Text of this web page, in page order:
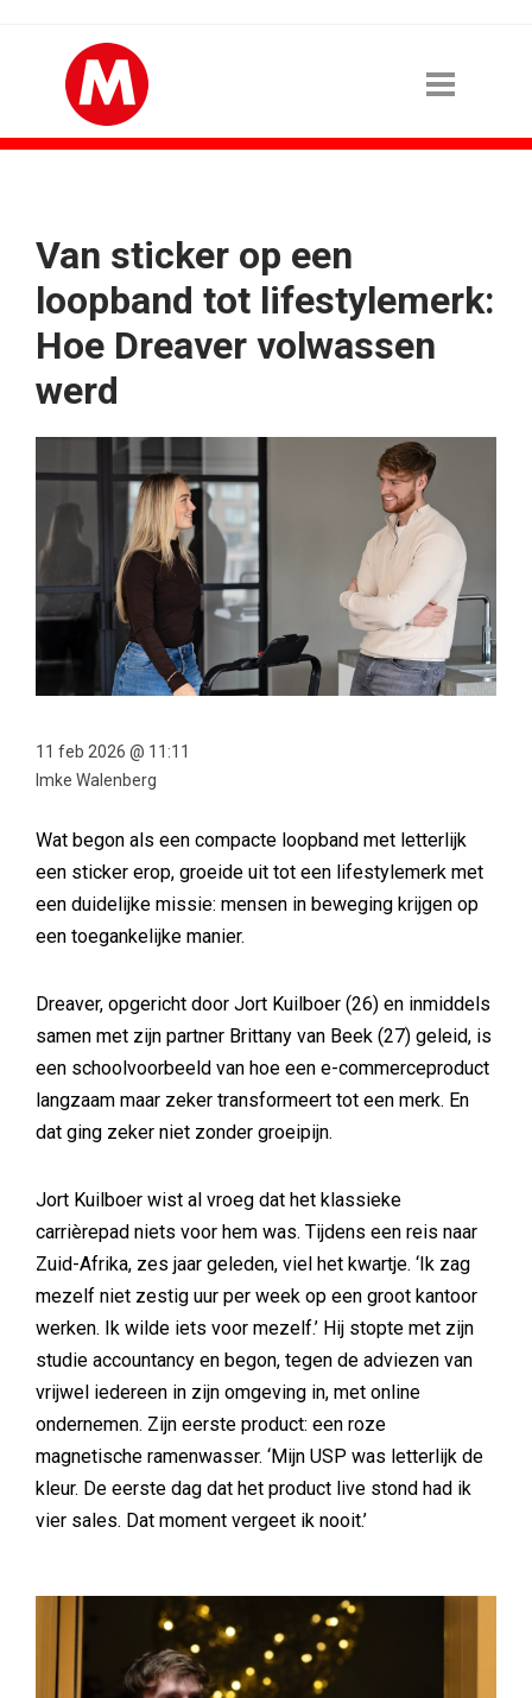
Van sticker op een
loopband tot lifestylemerk:
Hoe Dreaver volwassen
werd
11 feb 2026 @ 11:11
Imke Walenberg
Wat begon als een compacte loopband met letterlijk
een sticker erop, groeide uit tot een lifestylemerk met
een duidelijke missie: mensen in beweging krijgen op
een toegankelijke manier.
Dreaver, opgericht door Jort Kuilboer (26) en inmiddels
samen met zijn partner Brittany van Beek (27) geleid, is
een schoolvoorbeeld van hoe een e-commerceproduct
langzaam maar zeker transformeert tot een merk. En
dat ging zeker niet zonder groeipijn.
Jort Kuilboer wist al vroeg dat het klassieke
carrièrepad niets voor hem was. Tijdens een reis naar
Zuid-Afrika, zes jaar geleden, viel het kwartje. ‘Ik zag
mezelf niet zestig uur per week op een groot kantoor
werken. Ik wilde iets voor mezelf.’ Hij stopte met zijn
studie accountancy en begon, tegen de adviezen van
vrijwel iedereen in zijn omgeving in, met online
ondernemen. Zijn eerste product: een roze
magnetische ramenwasser. ‘Mijn USP was letterlijk de
kleur. De eerste dag dat het product live stond had ik
vier sales. Dat moment vergeet ik nooit.’